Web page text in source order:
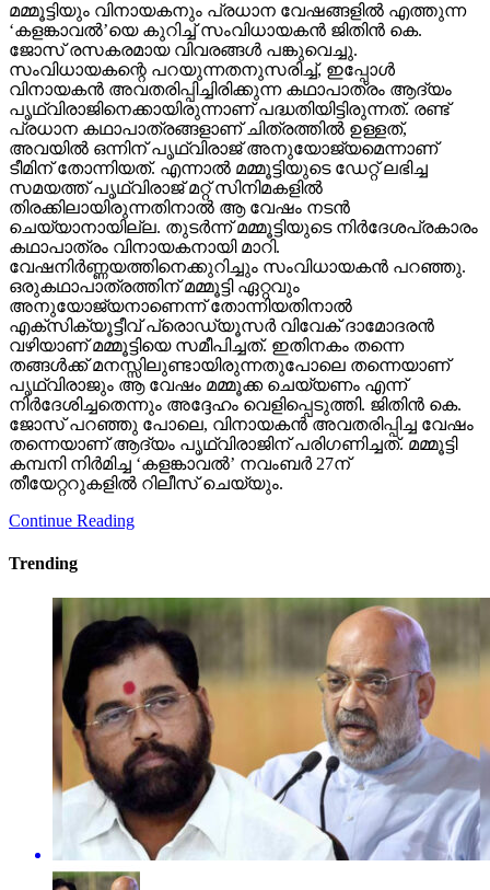
മമ്മൂട്ടിയും വിനായകനും പ്രധാന വേഷങ്ങളില്‍ എത്തുന്ന
‘കളങ്കാവല്‍’യെ കുറിച്ച് സംവിധായകന്‍ ജിതിന്‍ കെ.
ജോസ് രസകരമായ വിവരങ്ങള്‍ പങ്കുവെച്ചു.
സംവിധായകന്റെ പറയുന്നതനുസരിച്ച്, ഇപ്പോള്‍
വിനായകന്‍ അവതരിപ്പിച്ചിരിക്കുന്ന കഥാപാത്രം ആദ്യം
പൃഥ്വിരാജിനെക്കായിരുന്നാണ് പദ്ധതിയിട്ടിരുന്നത്. രണ്ട്
പ്രധാന കഥാപാത്രങ്ങളാണ് ചിത്രത്തില്‍ ഉള്ളത്,
അവയില്‍ ഒന്നിന് പൃഥ്വിരാജ് അനുയോജ്യമെന്നാണ്
ടീമിന് തോന്നിയത്. എന്നാല്‍ മമ്മൂട്ടിയുടെ ഡേറ്റ് ലഭിച്ച
സമയത്ത് പൃഥ്വിരാജ് മറ്റ് സിനിമകളില്‍
തിരക്കിലായിരുന്നതിനാല്‍ ആ വേഷം നടന്‍
ചെയ്യാനായില്ല. തുടര്‍ന്ന് മമ്മൂട്ടിയുടെ നിര്‍ദേശപ്രകാരം
കഥാപാത്രം വിനായകനായി മാറി.
വേഷനിര്‍ണ്ണയത്തിനെക്കുറിച്ചും സംവിധായകന്‍ പറഞ്ഞു.
ഒരുകഥാപാത്രത്തിന് മമ്മൂട്ടി ഏറ്റവും
അനുയോജ്യനാണെന്ന് തോന്നിയതിനാല്‍
എക്‌സിക്യൂട്ടീവ് പ്രൊഡ്യൂസര്‍ വിവേക് ദാമോദരന്‍
വഴിയാണ് മമ്മൂട്ടിയെ സമീപിച്ചത്. ഇതിനകം തന്നെ
തങ്ങള്‍ക്ക് മനസ്സിലുണ്ടായിരുന്നതുപോലെ തന്നെയാണ്
പൃഥ്വിരാജും ആ വേഷം മമ്മൂക്ക ചെയ്യണം എന്ന്
നിര്‍ദേശിച്ചതെന്നും അദ്ദേഹം വെളിപ്പെടുത്തി. ജിതിന്‍ കെ.
ജോസ് പറഞ്ഞു പോലെ, വിനായകന്‍ അവതരിപ്പിച്ച വേഷം
തന്നെയാണ് ആദ്യം പൃഥ്വിരാജിന് പരിഗണിച്ചത്. മമ്മൂട്ടി
കമ്പനി നിര്‍മിച്ച ‘കളങ്കാവല്‍’ നവംബര്‍ 27ന്
തീയേറ്ററുകളില്‍ റിലീസ് ചെയ്യും.
Continue Reading
Trending